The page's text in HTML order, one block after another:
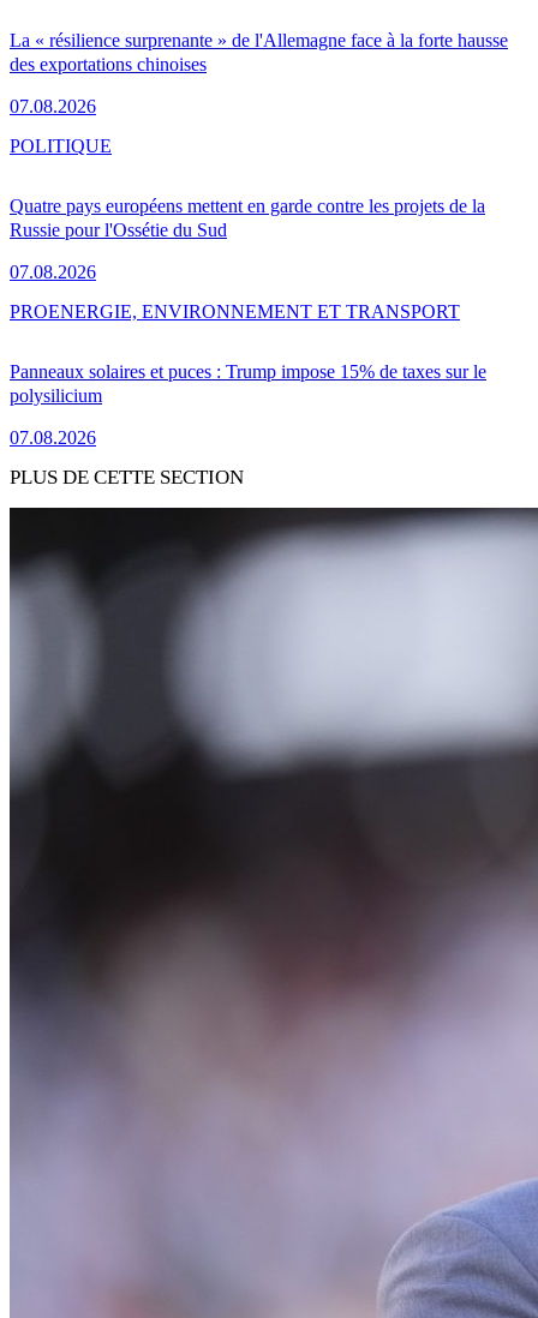
La « résilience surprenante » de l'Allemagne face à la forte hausse
des exportations chinoises
07.08.2026
Quatre pays européens mettent en garde contre les projets de la
Russie pour l'Ossétie du Sud
07.08.2026
POLITIQUE
Panneaux solaires et puces : Trump impose 15% de taxes sur le
polysilicium
07.08.2026
PROENERGIE, ENVIRONNEMENT ET TRANSPORT
PLUS DE CETTE SECTION